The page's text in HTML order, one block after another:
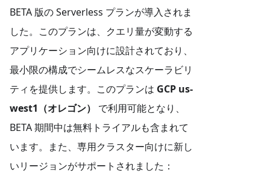
BETA 版の Serverless プランが導入されま
した。このプランは、クエリ量が変動する
アプリケーション向けに設計されており、
最小限の構成でシームレスなスケーラビリ
ティを提供します。このプランは GCP us-
west1（オレゴン）
で利用可能となり、
BETA 期間中は無料トライアルも含まれて
います。また、専用クラスター向けに新し
いリージョンがサポートされました：